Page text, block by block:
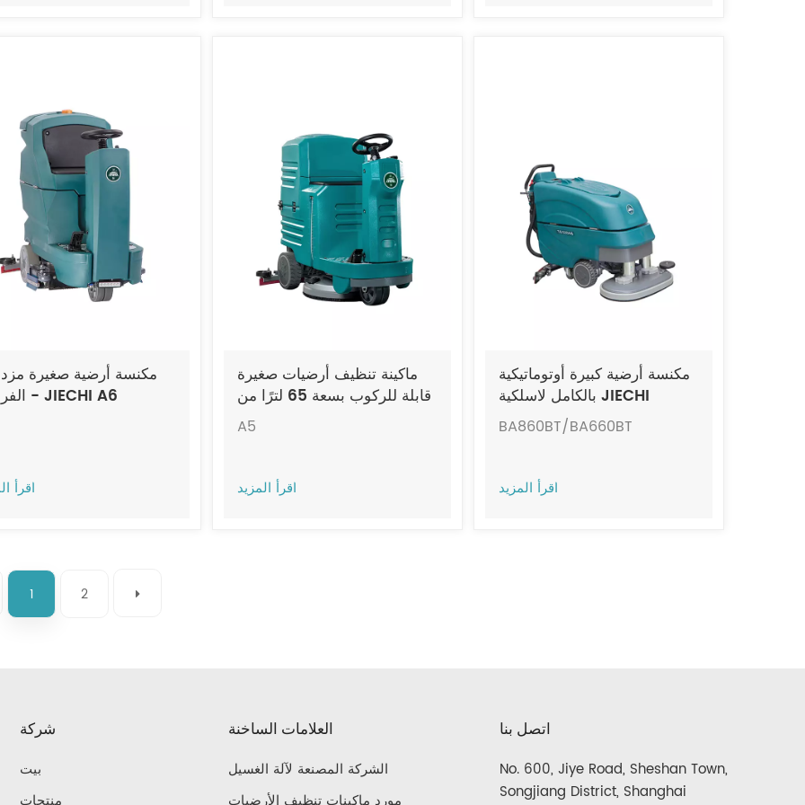
مكنسة أرضية صغيرة
الفرشاة - JIECHI A6
اقرأ
ماكينة تنظيف أرضيات صغيرة
قابلة للركوب بسعة 65 لترًا من
A5
اقرأ المزيد
مكنسة أرضية كبيرة أوتوماتيكية
بالكامل لاسلكية JIECHI
BA860BT/BA660BT
BA860BT/BA660BT
اقرأ المزيد
1 2
شركة
بيت
العلامات الساخنة
الشركة المصنعة لآلة الغسيل
اتصل بنا
No. 600, Jiye Road, Sheshan Town,
Songjiang District, Shanghai